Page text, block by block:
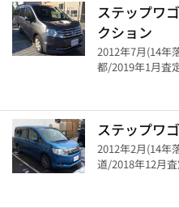
ステップワ
クション
2012年7月(14年
都/2019年1月査
ステップワ
2012年2月(14年
道/2018年12月